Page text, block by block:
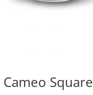
Square